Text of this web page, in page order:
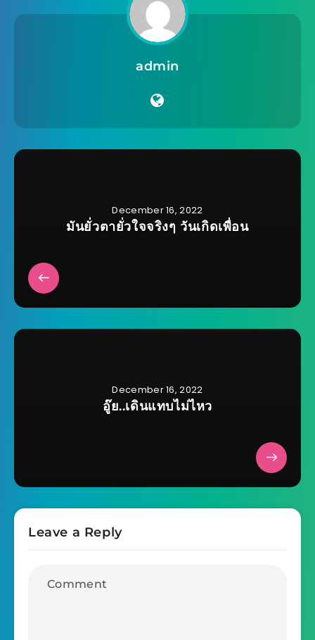
admin
December 16, 2022
มันยั่วตายั่วใจจริงๆ วันเกิดเพื่อน
December 16, 2022
อู๊ย..เดินแทบไม่ไหว
Leave a Reply